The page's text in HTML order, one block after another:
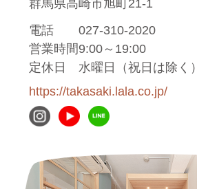
群馬県高崎市旭町21-1
電話
027-310-2020
営業時間9:00～19:00
定休日
水曜日（祝日は除く）
https://takasaki.lala.co.jp/